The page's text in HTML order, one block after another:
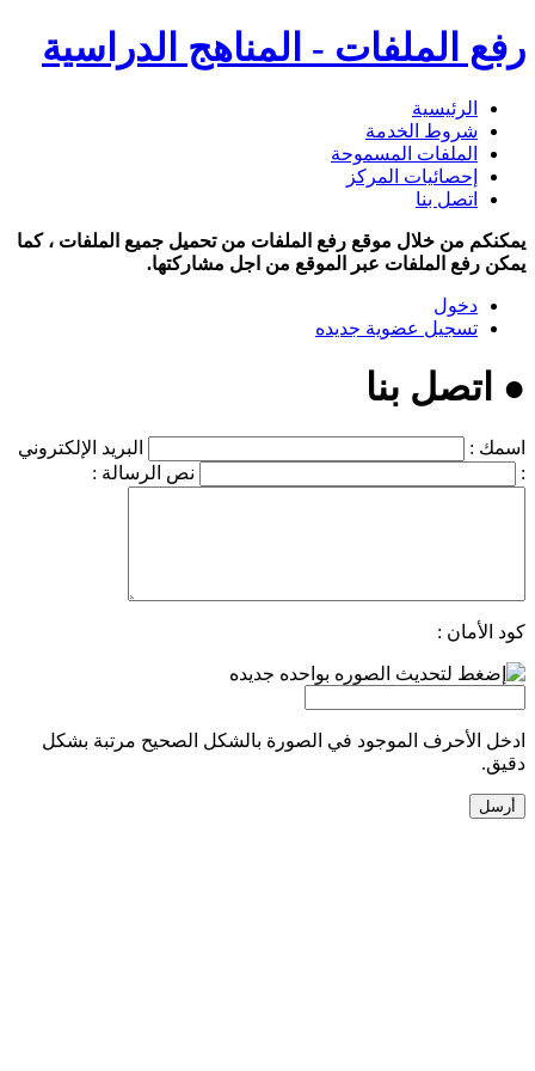
رفع الملفات - المناهج الدراسية
الرئيسية
شروط الخدمة
الملفات المسموحة
إحصائيات المركز
اتصل بنا
يمكنكم من خلال موقع رفع الملفات من تحميل جميع الملفات ، كما
يمكن رفع الملفات عبر الموقع من اجل مشاركتها.
دخول
تسجيل عضوية جديده
● اتصل بنا
اسمك :
البريد الإلكتروني
:
نص الرسالة :
كود الأمان :
ادخل الأحرف الموجود في الصورة بالشكل الصحيح مرتبة بشكل
دقيق.